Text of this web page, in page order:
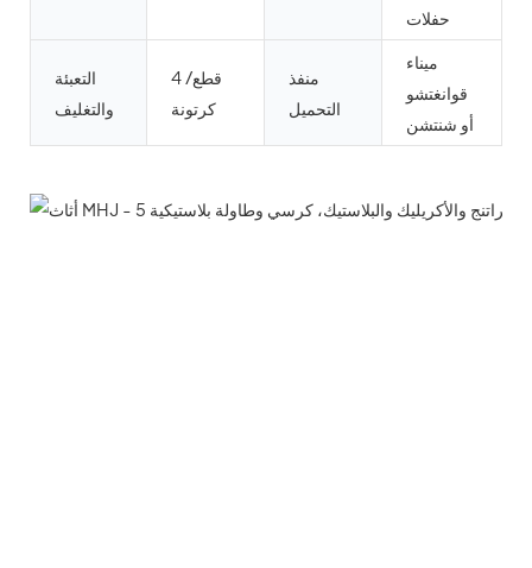
حفلات
التعبئة
والتغليف
4 قطع/
كرتونة
منفذ
التحميل
ميناء
قوانغتشو
أو شنتشن